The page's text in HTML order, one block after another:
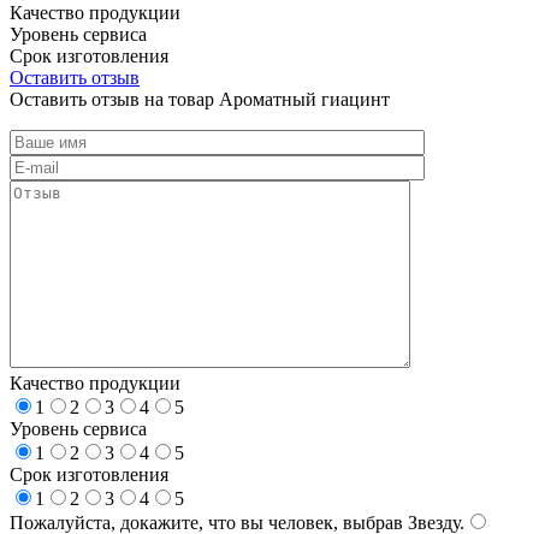
Качество продукции
Уровень сервиса
Срок изготовления
Оставить отзыв
Оставить отзыв на товар Ароматный гиацинт
Качество продукции
1
2 3 4
5
Уровень сервиса
1
2 3 4
5
Срок изготовления
1
2 3 4
5
Пожалуйста, докажите, что вы человек, выбрав Звезду.